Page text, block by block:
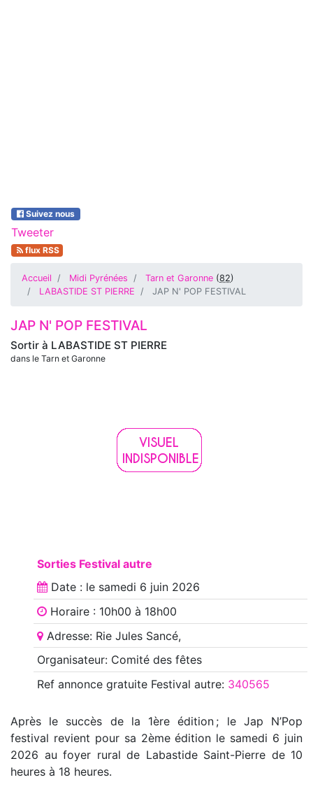
Suivez nous
Tweeter
flux RSS
Accueil Midi Pyrénées Tarn et Garonne (82)
LABASTIDE ST PIERRE
JAP N' POP FESTIVAL
Sortir à LABASTIDE ST PIERRE
dans le Tarn et Garonne
JAP N' POP FESTIVAL
Sorties Festival autre
Date : le samedi 6 juin 2026
Horaire : 10h00 à 18h00
Adresse: Rie Jules Sancé,
Organisateur: Comité des fêtes
Ref annoncegratuite Festival autre: 340565
Après le succès de la 1ère édition ; le Jap N’Pop
festival revient pour sa 2ème édition le samedi 6 juin
2026 au foyer rural de Labastide Saint-Pierre de 10
heures à 18 heures.